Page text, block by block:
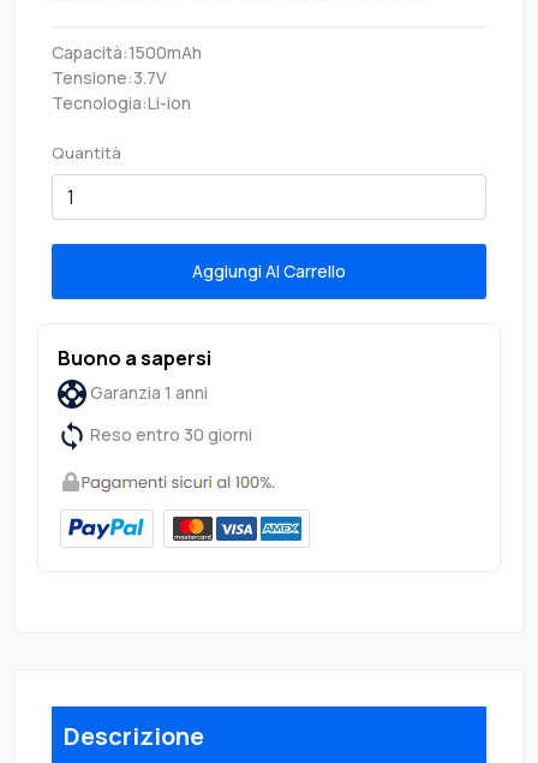
Capacità:1500mAh
Tensione:3.7V
Tecnologia:Li-ion
Quantità
Aggiungi Al Carrello
Buono a sapersi
Garanzia 1 anni
Reso entro 30 giorni
Descrizione